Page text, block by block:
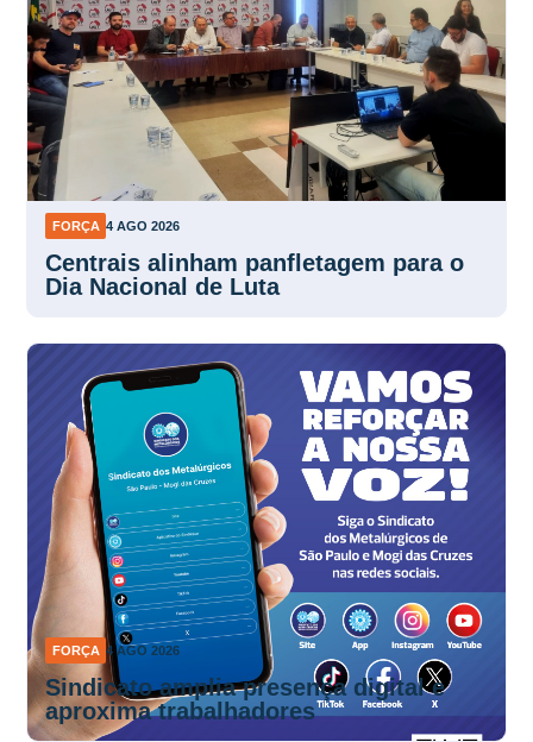
FORÇA 4 AGO 2026
Centrais alinham panfletagem para o
Dia Nacional de Luta
FORÇA 4 AGO 2026
Sindicato amplia presença digital e
aproxima trabalhadores